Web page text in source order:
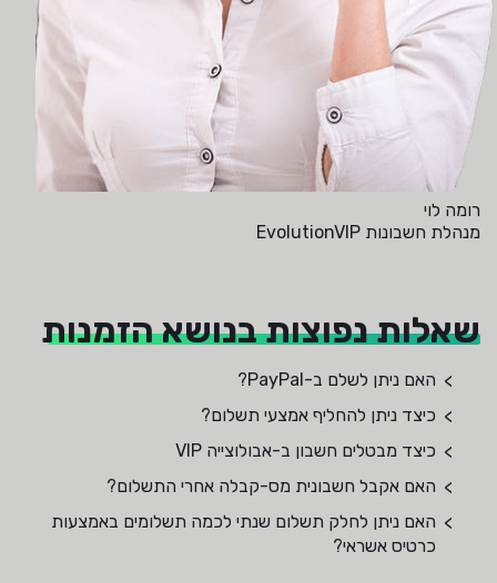
רומה לוי
מנהלת חשבונות EvolutionVIP
שאלות נפוצות בנושא הזמנות
האם ניתן לשלם ב-PayPal?
כיצד ניתן להחליף אמצעי תשלום?
כיצד מבטלים חשבון ב-אבולוצייה VIP
האם אקבל חשבונית מס-קבלה אחרי התשלום?
האם ניתן לחלק תשלום שנתי לכמה תשלומים באמצעות
כרטיס אשראי?